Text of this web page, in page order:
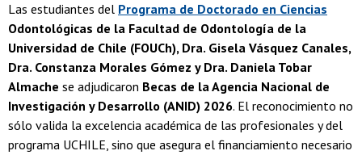
Las estudiantes del Programa de Doctorado en Ciencias
Odontológicas de la Facultad de Odontología de la
Universidad de Chile (FOUCh), Dra. Gisela Vásquez Canales,
Dra. Constanza Morales Gómez y Dra. Daniela Tobar
Almache se adjudicaron Becas de la Agencia Nacional de
Investigación y Desarrollo (ANID) 2026. El reconocimiento no
sólo valida la excelencia académica de las profesionales y del
programa UCHILE, sino que asegura el financiamiento necesario